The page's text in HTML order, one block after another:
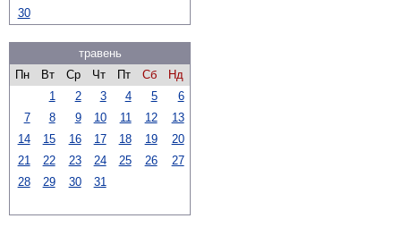
30
травень
Пн
Вт Ср Чт Пт Сб
Нд
1
2 3 4 5
6
7
8 9 10 11 12
13
14
15 16 17 18 19
20
21
22 23 24 25 26
27
28
29 30 31